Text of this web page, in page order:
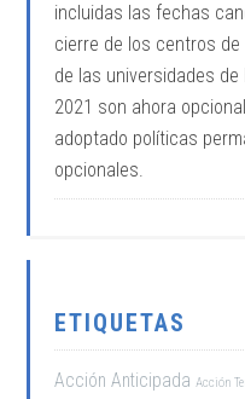
incluidas las fechas
cierre de los centros
de las universidades de
2021 son ahora
adoptado políticas
opcionales.
ETIQUETAS
Acción Anticipada Acción